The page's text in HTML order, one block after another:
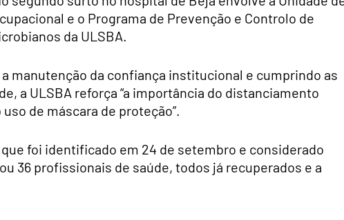
e o Programa de Prevenção e Controlo de
da ULSBA.
manutenção da confiança institucional e cumprindo as
a ULSBA reforça “a importância do distanciamento
de máscara de proteção”.
foi identificado em 24 de setembro e considerado
36 profissionais de saúde, todos já recuperados e a